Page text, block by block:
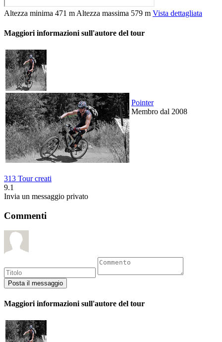
Altezza minima 471 m Altezza massima 579 m Vista dettagliata
Maggiori informazioni sull'autore del tour
Pointer
Membro dal 2008
313 Tour creati
9.1
Invia un messaggio privato
Commenti
Maggiori informazioni sull'autore del tour